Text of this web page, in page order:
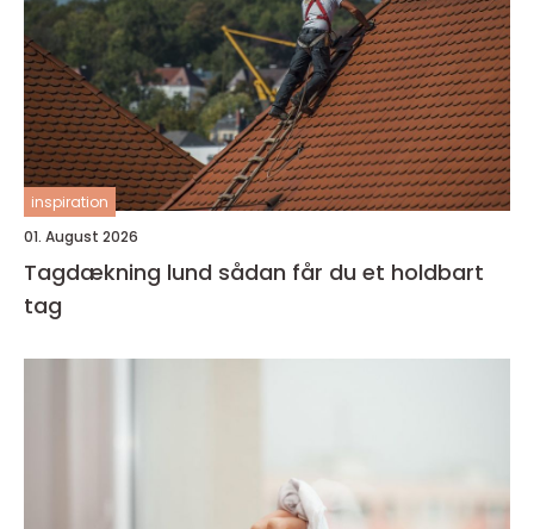
inspiration
01. August 2026
Tagdækning lund sådan får du et holdbart
tag